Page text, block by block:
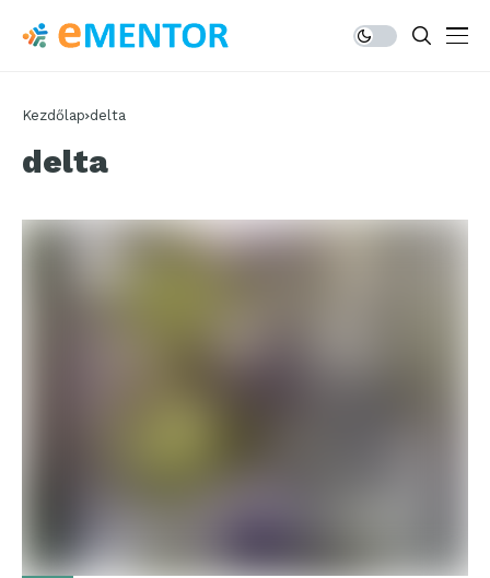
Kezdőlap delta
delta